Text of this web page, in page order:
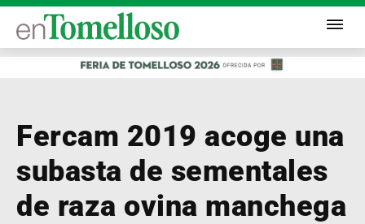
Fercam 2019 acoge una
subasta de sementales
de raza ovina manchega